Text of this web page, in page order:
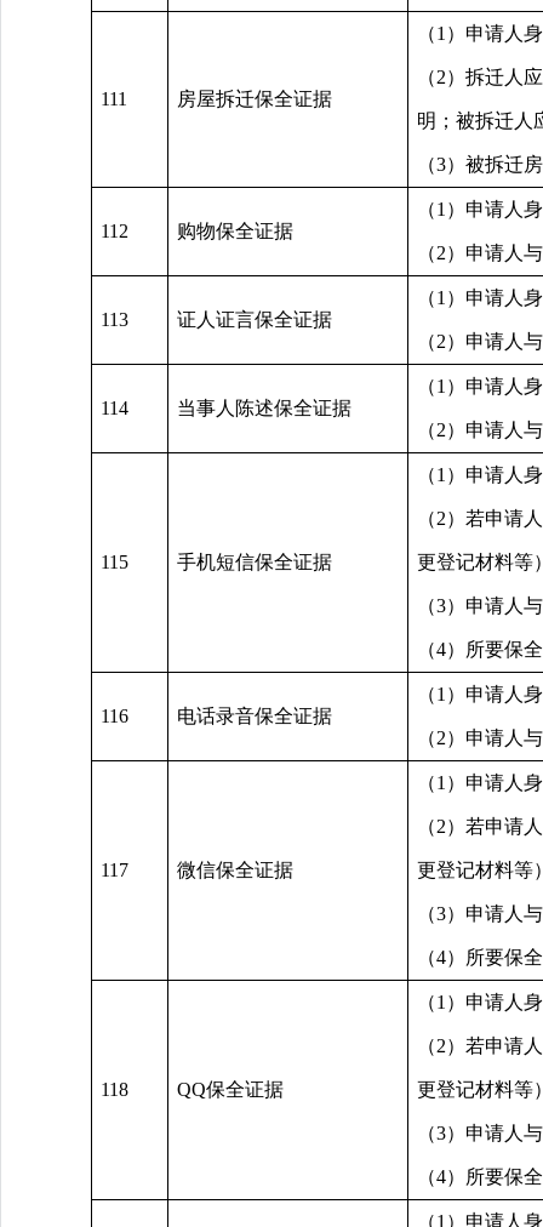
111 房屋拆迁保全证据
（1）申请人
（2）拆迁人
明；被拆迁人
（3）被拆迁
112 购物保全证据
（1）申请人
（2）申请人
113 证人证言保全证据
（1）申请人
（2）申请人
114 当事人陈述保全证据
（1）申请人
（2）申请人
115 手机短信保全证据
（1）申请人
（2）若申请
更登记材料等
（3）申请人
（4）所要保
116 电话录音保全证据
（1）申请人
（2）申请人
117 微信保全证据
（1）申请人
（2）若申请
更登记材料等
（3）申请人
（4）所要保
118 QQ保全证据
（1）申请人
（2）若申请
更登记材料等
（3）申请人
（4）所要保
（1）申请人